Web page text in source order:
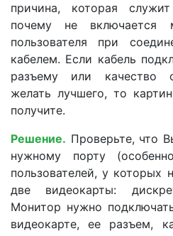
причина, которая
почему не включается
пользователя при
кабелем. Если кабель
разъему или качество
желать лучшего, то
получите.
Решение. Проверьте, что
нужному порту
пользователей, у которых
две видеокарты:
Монитор нужно
видеокарте, ее разъем,